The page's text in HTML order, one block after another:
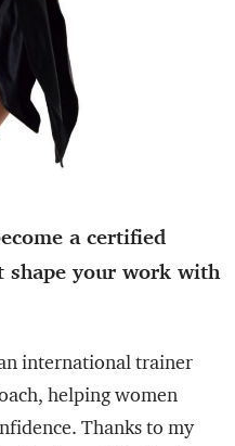
a certified
shape your work with
international trainer
helping women
Thanks to my